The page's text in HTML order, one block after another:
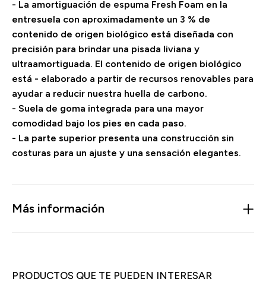
- La amortiguación de espuma Fresh Foam en la
entresuela con aproximadamente un 3 % de
contenido de origen biológico está diseñada con
precisión para brindar una pisada liviana y
ultraamortiguada. El contenido de origen biológico
está - elaborado a partir de recursos renovables para
ayudar a reducir nuestra huella de carbono.
- Suela de goma integrada para una mayor
comodidad bajo los pies en cada paso.
- La parte superior presenta una construcción sin
costuras para un ajuste y una sensación elegantes.
Más información
PRODUCTOS QUE TE PUEDEN INTERESAR